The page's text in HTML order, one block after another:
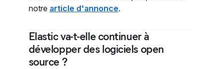
notre article d'annonce.
Elastic va-t-elle continuer à
développer des logiciels open
source ?